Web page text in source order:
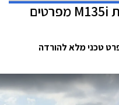
ב.מ.וו סדרה 1 חמש דלתות M135i מפרטים